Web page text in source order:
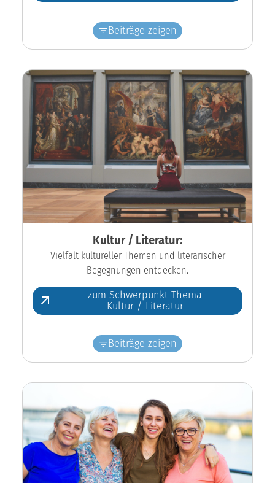
Beiträge zeigen
Kultur / Literatur:
Vielfalt kultureller Themen und literarischer
Begegnungen entdecken.
zum Schwerpunkt-Thema
Kultur / Literatur
Beiträge zeigen